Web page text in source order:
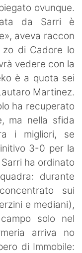
ovunque.
da Sarri è
aveva raccon
di Cadore lo
vedere con la
è a quota sei
Martinez.
ha recuperato
ma nella sfida
i migliori, se
3-0 per la
ha ordinato
durante
sui
e mediani),
solo nel
arriva no
di Immobile: